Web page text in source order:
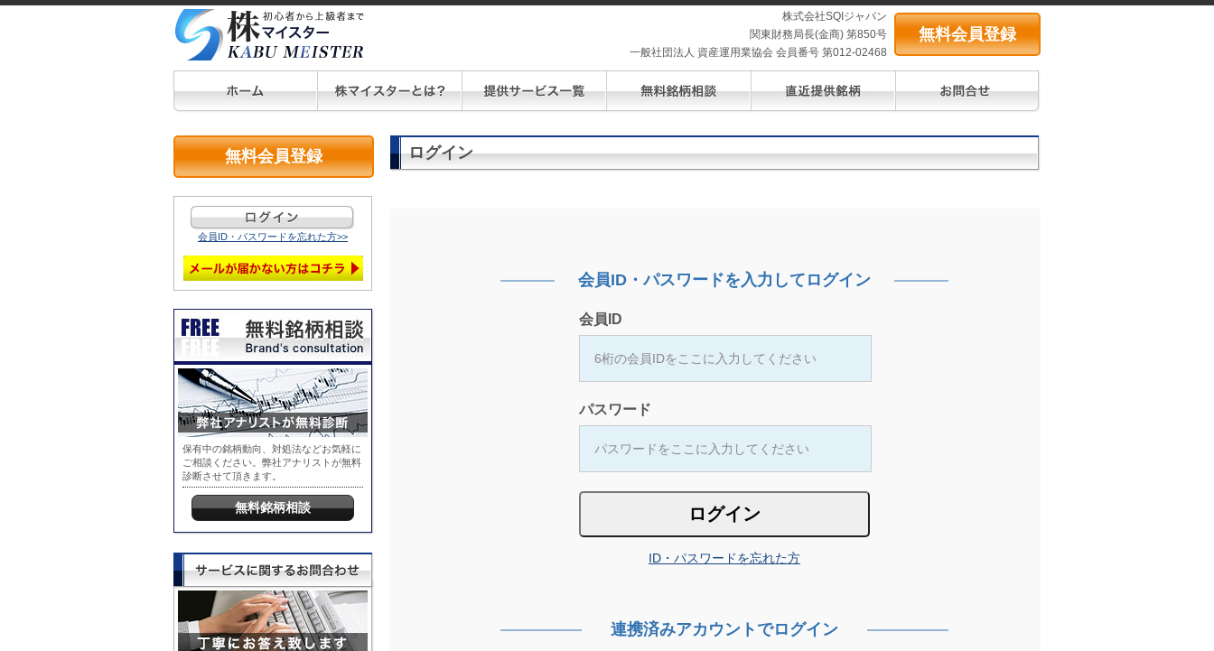
株式会社SQIジャパン
関東財務局長(金商) 第850号
一般社団法人 資産運用業協会 会員番号 第012-02468
無料会員登録
無料会員登録
会員ID・パスワードを忘れた方>>
保有中の銘柄動向、対処法などお気軽に
ご相談ください。弊社アナリストが無料
診断させて頂きます。
無料銘柄相談
ログイン
会員ID・パスワードを入力してログイン
会員ID
パスワード
ID・パスワードを忘れた方
連携済みアカウントでログイン